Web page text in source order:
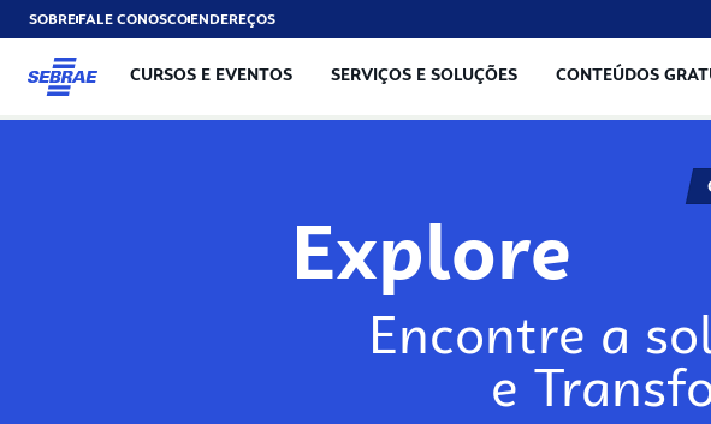
SOBREFALE CONOSCOENDEREÇOS
CURSOS E EVENTOS SERVIÇOS E SOLUÇÕES CONTEÚDOS
Explore
Encontre a
e